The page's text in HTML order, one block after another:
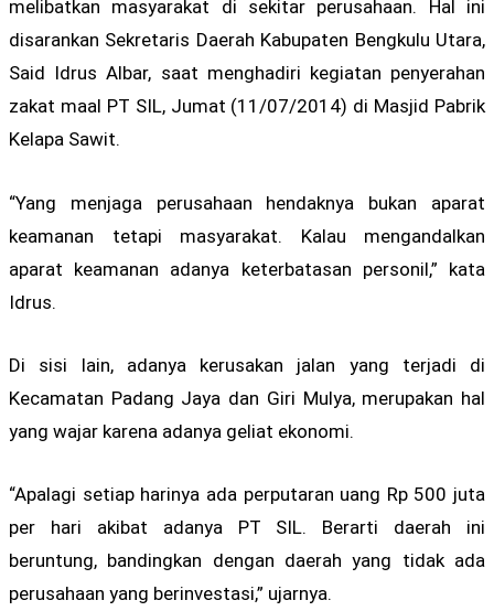
melibatkan masyarakat di sekitar perusahaan. Hal ini
disarankan Sekretaris Daerah Kabupaten Bengkulu Utara,
Said Idrus Albar, saat menghadiri kegiatan penyerahan
zakat maal PT SIL, Jumat (11/07/2014) di Masjid Pabrik
Kelapa Sawit.
“Yang menjaga perusahaan hendaknya bukan aparat
keamanan tetapi masyarakat. Kalau mengandalkan
aparat keamanan adanya keterbatasan personil,” kata
Idrus.
Di sisi lain, adanya kerusakan jalan yang terjadi di
Kecamatan Padang Jaya dan Giri Mulya, merupakan hal
yang wajar karena adanya geliat ekonomi.
“‎Apalagi setiap harinya ada perputaran uang Rp 500 juta
per hari akibat adanya PT SIL. Berarti daerah ini
beruntung, bandingkan dengan daerah yang tidak ada
perusahaan yang berinvestasi,” ujarnya.